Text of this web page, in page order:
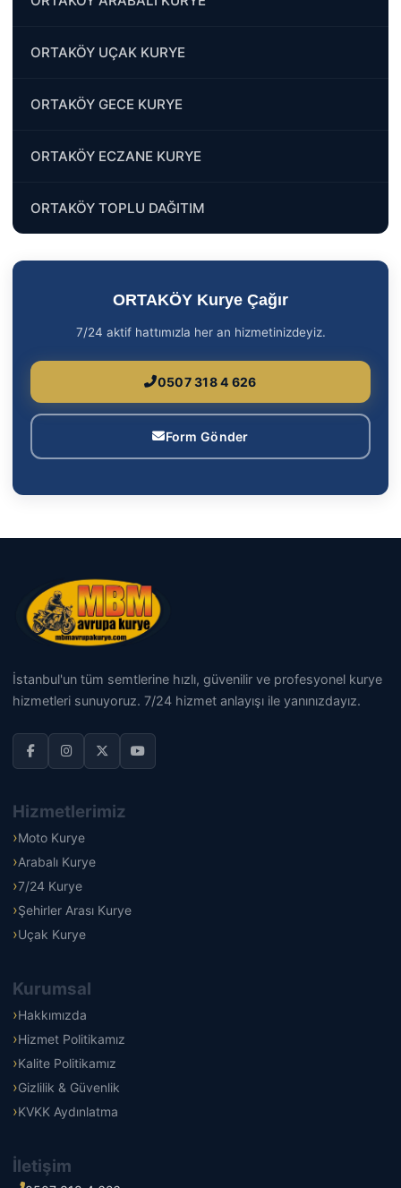
ORTAKÖY UÇAK KURYE
ORTAKÖY GECE KURYE
ORTAKÖY ECZANE KURYE
ORTAKÖY TOPLU DAĞITIM
ORTAKÖY Kurye Çağır
7/24 aktif hattımızla her an hizmetinizdeyiz.
0507 318 4 626
Form Gönder
İstanbul'un tüm semtlerine hızlı, güvenilir ve profesyonel kurye
hizmetleri sunuyoruz. 7/24 hizmet anlayışı ile yanınızdayız.
Hizmetlerimiz
Moto Kurye
Arabalı Kurye
7/24 Kurye
Şehirler Arası Kurye
Uçak Kurye
Kurumsal
Hakkımızda
Hizmet Politikamız
Kalite Politikamız
Gizlilik & Güvenlik
KVKK Aydınlatma
İletişim